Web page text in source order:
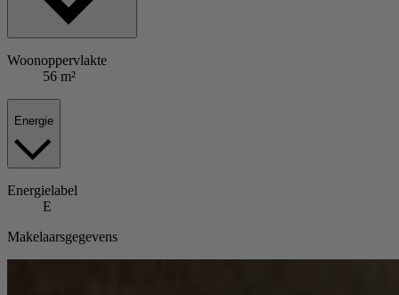
Woonoppervlakte
56 m²
Energie
Energielabel
E
Makelaarsgegevens